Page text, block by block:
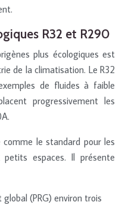
R32 et R290
plus écologiques est
de la climatisation. Le R32
de fluides à faible
progressivement les
comme le standard pour les
petits espaces. Il présente
(PRG) environ trois